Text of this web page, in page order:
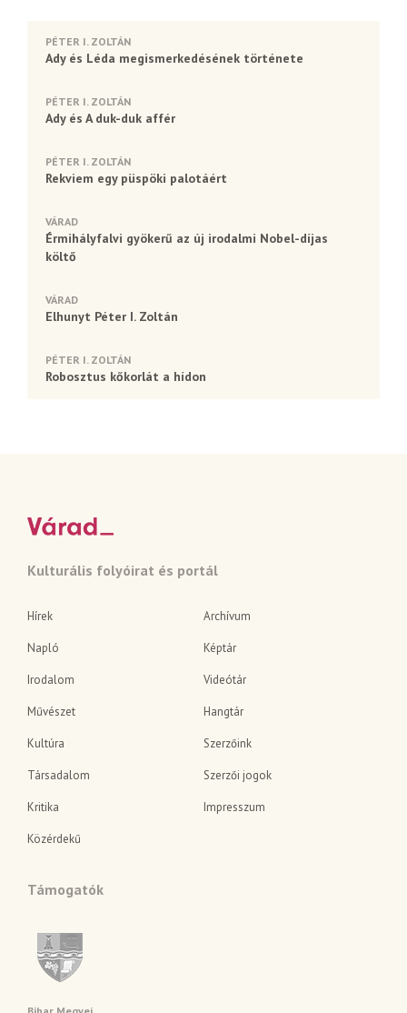
PÉTER I. ZOLTÁN
Ady és Léda megismerkedésének története
PÉTER I. ZOLTÁN
Ady és A duk-duk affér
PÉTER I. ZOLTÁN
Rekviem egy püspöki palotáért
VÁRAD
Érmihályfalvi gyökerű az új irodalmi Nobel-díjas
költő
VÁRAD
Elhunyt Péter I. Zoltán
PÉTER I. ZOLTÁN
Robosztus kőkorlát a hídon
Kulturális folyóirat és portál
Hírek
Napló
Irodalom
Művészet
Kultúra
Társadalom
Kritika
Közérdekű
Archívum
Képtár
Videótár
Hangtár
Szerzőink
Szerzői jogok
Impresszum
Támogatók